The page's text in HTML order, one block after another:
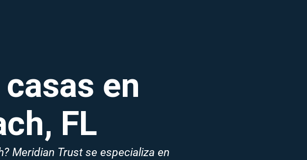
en
FL
Meridian Trust se especializa en